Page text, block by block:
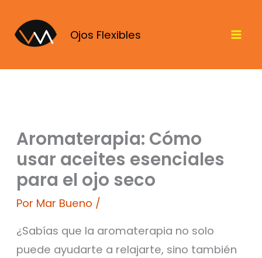
contenido
Ojos Flexibles
Aromaterapia: Cómo
usar aceites esenciales
para el ojo seco
Por Mar Bueno /
¿Sabías que la aromaterapia no solo
puede ayudarte a relajarte, sino también